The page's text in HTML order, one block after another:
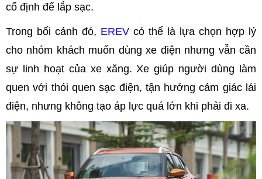
cố định để lắp sạc.
Trong bối cảnh đó, EREV có thể là lựa chọn hợp lý
cho nhóm khách muốn dùng xe điện nhưng vẫn cần
sự linh hoạt của xe xăng. Xe giúp người dùng làm
quen với thói quen sạc điện, tận hưởng cảm giác lái
điện, nhưng không tạo áp lực quá lớn khi phải đi xa.